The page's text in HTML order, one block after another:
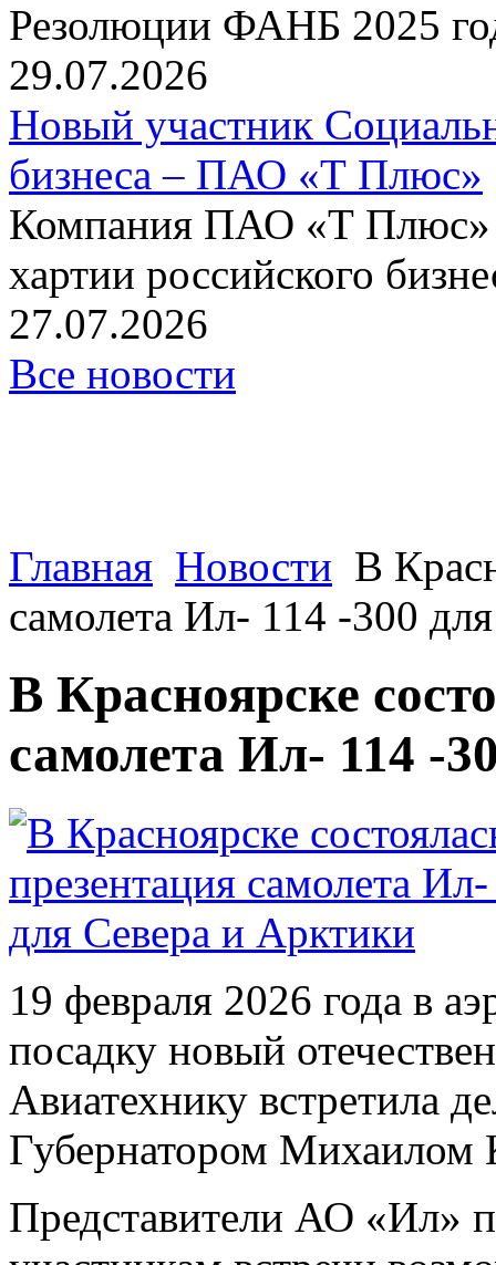
Резолюции ФАНБ 2025
29.07.2026
Новый участник
бизнеса – ПАО «Т Плюс»
Компания ПАО «Т Плюс»
хартии российского
27.07.2026
Все новости
Главная Новости В
самолета Ил- 114 -300
В Красноярске
самолета Ил- 114 -
19 февраля 2026 года в
посадку новый
Авиатехнику встретила
Губернатором Михаилом
Представители АО «Ил»